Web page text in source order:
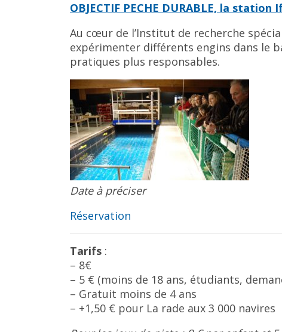
OBJECTIF PECHE DURABLE, la
Au cœur de l’Institut de recherche
expérimenter différents engins dans le
pratiques plus responsables.
Date à préciser
Réservation
Tarifs :
– 8€
– 5 € (moins de 18 ans, étudiants,
– Gratuit moins de 4 ans
– +1,50 € pour La rade aux 3 000 navires